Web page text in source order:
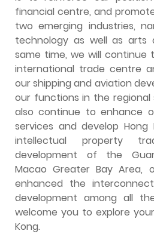
financial centre, and
two emerging industries,
technology as well as
same time, we will continue
international trade centre
our shipping and aviation
our functions in the regional
also continue to enhance
services and develop
intellectual property
development of the
Macao Greater Bay Area,
enhanced the
development among all
welcome you to explore
Kong.